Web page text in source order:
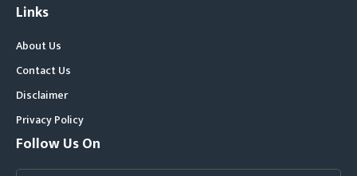
Links
About Us
Contact Us
Disclaimer
Privacy Policy
Follow Us On